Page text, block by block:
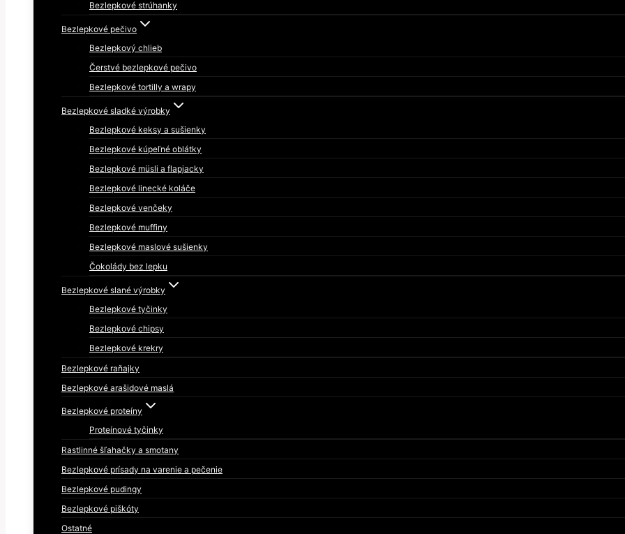
Bezlepkové strúhanky
Bezlepkové pečivo
Bezlepkový chlieb
Čerstvé bezlepkové pečivo
Bezlepkové tortilly a wrapy
Bezlepkové sladké výrobky
Bezlepkové keksy a sušienky
Bezlepkové kúpeľné oblátky
Bezlepkové müsli a flapjacky
Bezlepkové linecké koláče
Bezlepkové venčeky
Bezlepkové muffiny
Bezlepkové maslové sušienky
Čokolády bez lepku
Bezlepkové slané výrobky
Bezlepkové tyčinky
Bezlepkové chipsy
Bezlepkové krekry
Bezlepkové raňajky
Bezlepkové arašidové maslá
Bezlepkové proteíny
Proteínové tyčinky
Rastlinné šľahačky a smotany
Bezlepkové prísady na varenie a pečenie
Bezlepkové pudingy
Bezlepkové piškóty
Ostatné